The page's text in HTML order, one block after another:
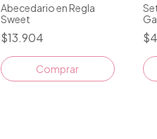
Abecedario en Regla
Sweet
$13.904